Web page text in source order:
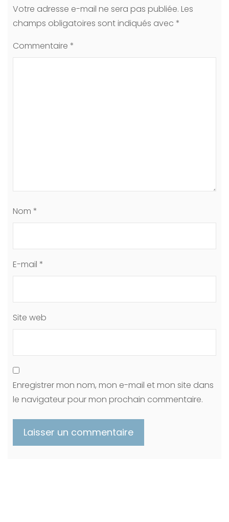
Votre adresse e-mail ne sera pas publiée. Les
champs obligatoires sont indiqués avec *
Commentaire *
Nom *
E-mail *
Site web
Enregistrer mon nom, mon e-mail et mon site dans
le navigateur pour mon prochain commentaire.